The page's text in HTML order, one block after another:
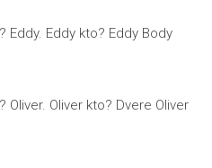
Eddy. Eddy kto? Eddy Body
Oliver. Oliver kto? Dvere Oliver